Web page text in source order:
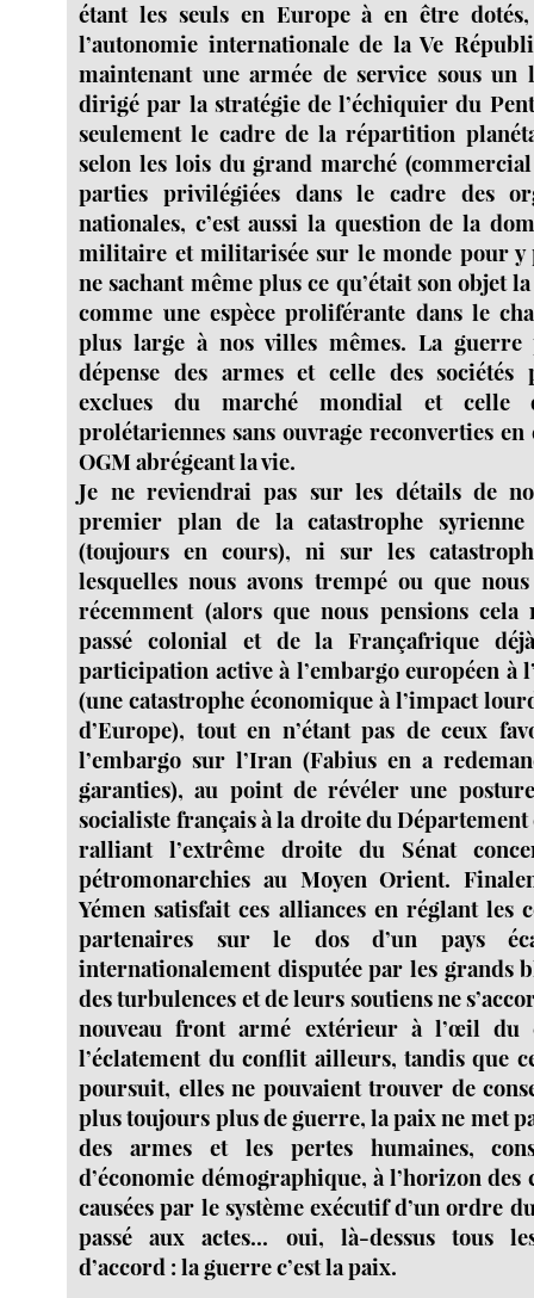
étant les seuls en Europe à en être
l’autonomie internationale de la Ve
maintenant une armée de service sous un
dirigé par la stratégie de l’échiquier du
seulement le cadre de la répartition
selon les lois du grand marché
parties privilégiées dans le cadre des
nationales, c’est aussi la question de la
militaire et militarisée sur le monde pour y
ne sachant même plus ce qu’était son objet
comme une espèce proliférante dans le
plus large à nos villes mêmes. La
dépense des armes et celle des sociétés
exclues du marché mondial et celle
prolétariennes sans ouvrage reconverties
OGM abrégeant la vie.
Je ne reviendrai pas sur les détails de
premier plan de la catastrophe
(toujours en cours), ni sur les
lesquelles nous avons trempé ou que nous
récemment (alors que nous pensions cela
passé colonial et de la Françafrique
participation active à l’embargo européen à
(une catastrophe économique à l’impact
d’Europe), tout en n’étant pas de ceux
l’embargo sur l’Iran (Fabius en a
garanties), au point de révéler une
socialiste français à la droite du Département
ralliant l’extrême droite du Sénat
pétromonarchies au Moyen Orient.
Yémen satisfait ces alliances en réglant les
partenaires sur le dos d’un pays
internationalement disputée par les grands
des turbulences et de leurs soutiens ne
nouveau front armé extérieur à l’œil du
l’éclatement du conflit ailleurs, tandis que
poursuit, elles ne pouvaient trouver de
plus toujours plus de guerre, la paix ne met
des armes et les pertes humaines,
d’économie démographique, à l’horizon
causées par le système exécutif d’un ordre
passé aux actes... oui, là-dessus tous
d’accord : la guerre c’est la paix.